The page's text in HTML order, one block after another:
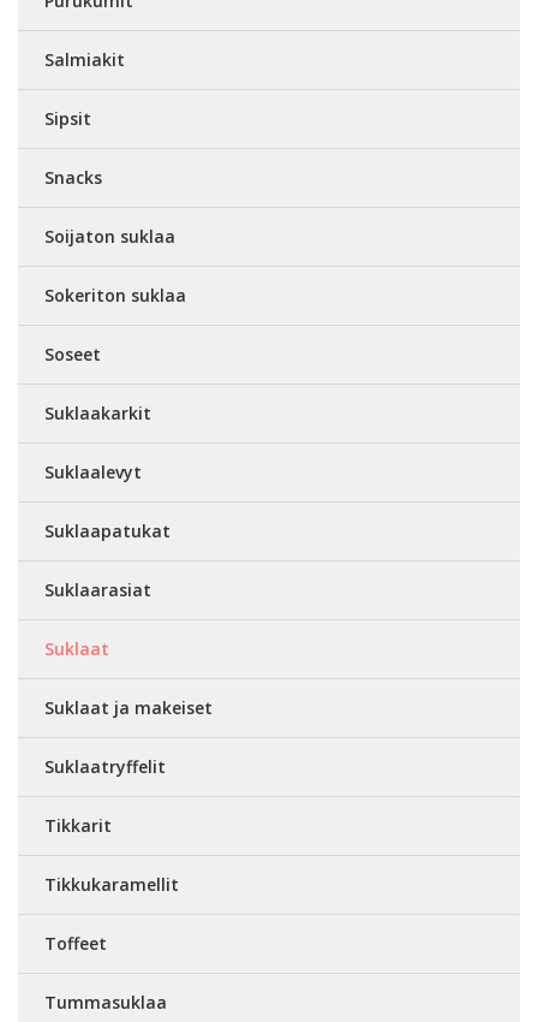
Salmiakit
Sipsit
Snacks
Soijaton suklaa
Sokeriton suklaa
Soseet
Suklaakarkit
Suklaalevyt
Suklaapatukat
Suklaarasiat
Suklaat
Suklaat ja makeiset
Suklaatryffelit
Tikkarit
Tikkukaramellit
Toffeet
Tummasuklaa